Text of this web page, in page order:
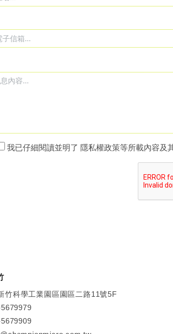
我已仔細閱讀並明了 隱私權政策等所載內容及
竹科學工業園區園區二路11號5F